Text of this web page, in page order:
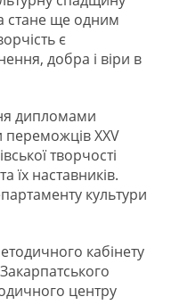
стане ще одним
є
добра і віри в
дипломами
переможців ХХV
творчості
їх наставників.
культури
кабінету
центру